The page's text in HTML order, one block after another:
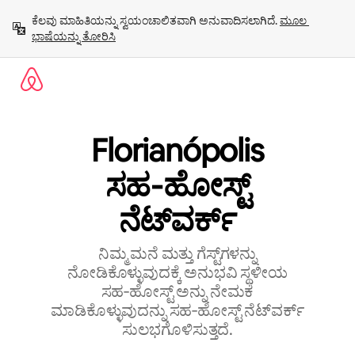
ಹೋಗಿ
ಕೆಲವು ಮಾಹಿತಿಯನ್ನು ಸ್ವಯಂಚಾಲಿತವಾಗಿ ಅನುವಾದಿಸಲಾಗಿದೆ. ಮೂಲ
ಭಾಷೆಯನ್ನು ತೋರಿಸಿ
Florianópolis
ಸಹ‑ಹೋಸ್ಟ್
‌ನೆಟ್‌ವರ್ಕ್
ನಿಮ್ಮ ಮನೆ ಮತ್ತು ಗೆಸ್ಟ್‌ಗಳನ್ನು
ನೋಡಿಕೊಳ್ಳುವುದಕ್ಕೆ ಅನುಭವಿ ಸ್ಥಳೀಯ
ಸಹ‑ಹೋಸ್ಟ್ ಅನ್ನು ನೇಮಕ
ಮಾಡಿಕೊಳ್ಳುವುದನ್ನು ಸಹ‑ಹೋಸ್ಟ್‌ ನೆಟ್‌ವರ್ಕ್‌
ಸುಲಭಗೊಳಿಸುತ್ತದೆ.